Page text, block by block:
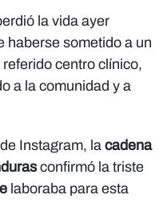
la vida ayer
haberse sometido a un
referido centro clínico,
a la comunidad y a
Instagram, lacadena
confirmó la triste
laboraba para esta